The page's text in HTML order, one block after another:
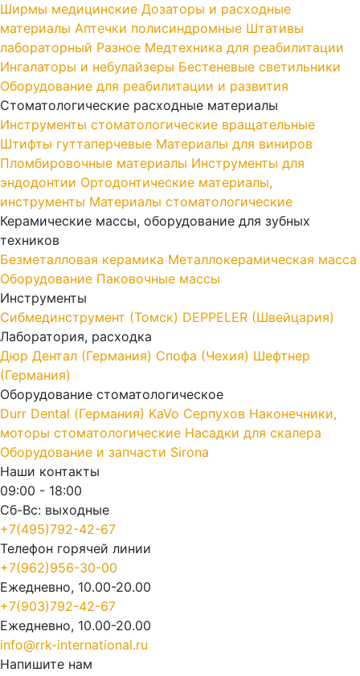
Ширмы медицинские Дозаторы и расходные
материалы Аптечки полисиндромные Штативы
лабораторный Разное Медтехника для реабилитации
Ингалаторы и небулайзеры Бестеневые светильники
Оборудование для реабилитации и развития
Стоматологические расходные материалы
Инструменты стоматологические вращательные
Штифты гуттаперчевые Материалы для виниров
Пломбировочные материалы Инструменты для
эндодонтии Ортодонтические материалы,
инструменты Материалы стоматологические
Керамические массы, оборудование для зубных
техников
Безметалловая керамика Металлокерамическая масса
Оборудование Паковочные массы
Инструменты
Cибмединструмент (Томск) DEPPELER (Швейцария)
Лаборатория, расходка
Дюр Дентал (Германия) Спофа (Чехия) Шефтнер
(Германия)
Оборудование стоматологическое
Durr Dental (Германия) KaVo Серпухов Наконечники,
моторы стоматологические Насадки для скалера
Оборудование и запчасти Sirona
Наши контакты
09:00 - 18:00
Сб-Вс: выходные
+7(495)792-42-67
Телефон горячей линии
+7(962)956-30-00
Ежедневно, 10.00-20.00
+7(903)792-42-67
Ежедневно, 10.00-20.00
info@rrk-international.ru
Напишите нам